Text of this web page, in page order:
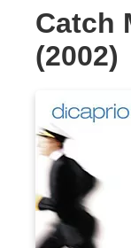
Catch
(2002)